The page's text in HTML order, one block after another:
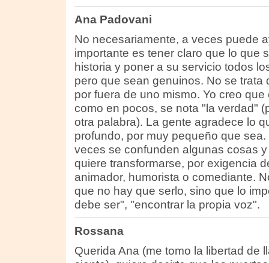
Ana Padovani
No necesariamente, a veces puede
importante es tener claro que lo que
historia y poner a su servicio todos
pero que sean genuinos. No se trata
por fuera de uno mismo. Yo creo
como en pocos, se nota "la verdad"
otra palabra). La gente agradece lo
profundo, por muy pequeño que
veces se confunden algunas cosas
quiere transformarse, por exigencia
animador, humorista o comediante.
que no hay que serlo, sino que lo
debe ser", "encontrar la propia voz".
Rossana
Querida Ana (me tomo la libertad de